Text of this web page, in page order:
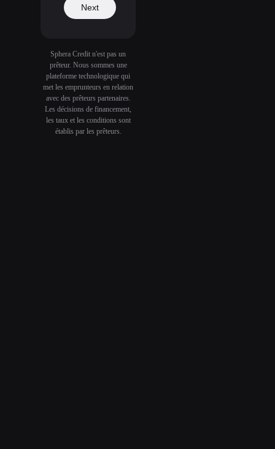
Next
Sphera Credit n'est pas un
prêteur. Nous sommes une
plateforme technologique qui
met les emprunteurs en relation
avec des prêteurs partenaires.
Les décisions de financement,
les taux et les conditions sont
établis par les prêteurs.